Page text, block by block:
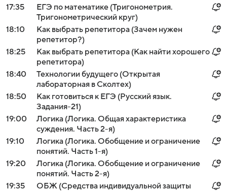
17:35
ЕГЭ по математике (Тригонометрия.
Тригонометрический круг)
18:10
Как выбрать репетитора (Зачем нужен
репетитор?)
18:25
Как выбрать репетитора (Как найти хорошего
репетитора)
18:40
Технологии будущего (Открытая
лабораторная в Сколтех)
18:50
Как готовиться к ЕГЭ (Русский язык.
Задания-21)
19:00
Логика (Логика. Общая характеристика
суждения. Часть 2-я)
19:10
Логика (Логика. Обобщение и ограничение
понятий. Часть 1-я)
19:20
Логика (Логика. Обобщение и ограничение
понятий. Часть 2-я)
19:35
ОБЖ (Средства индивидуальной защиты